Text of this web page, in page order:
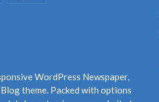
WordPress Newspaper,
theme. Packed with options